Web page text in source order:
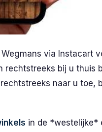
via Instacart
rechtstreeks bij u thuis
naar u toe,
in de *westelijke*